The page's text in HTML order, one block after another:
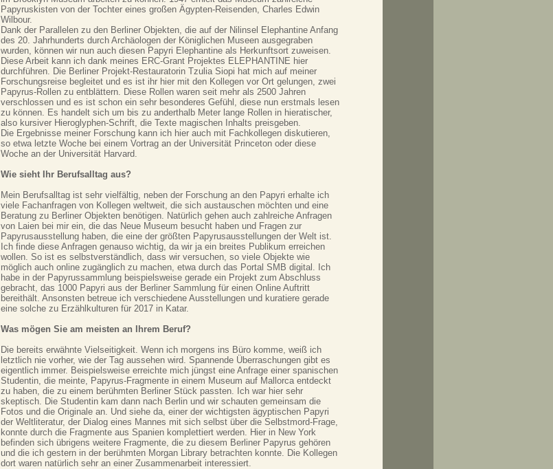
Papyruskisten von der Tochter eines großen Ägypten-Reisenden, Charles Edwin
Wilbour.
Dank der Parallelen zu den Berliner Objekten, die auf der Nilinsel Elephantine Anfang
des 20. Jahrhunderts durch Archäologen der Königlichen Museen ausgegraben
wurden, können wir nun auch diesen Papyri Elephantine als Herkunftsort zuweisen.
Diese Arbeit kann ich dank meines ERC-Grant Projektes ELEPHANTINE hier
durchführen. Die Berliner Projekt-Restauratorin Tzulia Siopi hat mich auf meiner
Forschungsreise begleitet und es ist ihr hier mit den Kollegen vor Ort gelungen, zwei
Papyrus-Rollen zu entblättern. Diese Rollen waren seit mehr als 2500 Jahren
verschlossen und es ist schon ein sehr besonderes Gefühl, diese nun erstmals lesen
zu können. Es handelt sich um bis zu anderthalb Meter lange Rollen in hieratischer,
also kursiver Hieroglyphen-Schrift, die Texte magischen Inhalts preisgeben.
Die Ergebnisse meiner Forschung kann ich hier auch mit Fachkollegen diskutieren,
so etwa letzte Woche bei einem Vortrag an der Universität Princeton oder diese
Woche an der Universität Harvard.
Wie sieht Ihr Berufsalltag aus?
Mein Berufsalltag ist sehr vielfältig, neben der Forschung an den Papyri erhalte ich
viele Fachanfragen von Kollegen weltweit, die sich austauschen möchten und eine
Beratung zu Berliner Objekten benötigen. Natürlich gehen auch zahlreiche Anfragen
von Laien bei mir ein, die das Neue Museum besucht haben und Fragen zur
Papyrusausstellung haben, die eine der größten Papyrusausstellungen der Welt ist.
Ich finde diese Anfragen genauso wichtig, da wir ja ein breites Publikum erreichen
wollen. So ist es selbstverständlich, dass wir versuchen, so viele Objekte wie
möglich auch online zugänglich zu machen, etwa durch das Portal SMB digital. Ich
habe in der Papyrussammlung beispielsweise gerade ein Projekt zum Abschluss
gebracht, das 1000 Papyri aus der Berliner Sammlung für einen Online Auftritt
bereithält. Ansonsten betreue ich verschiedene Ausstellungen und kuratiere gerade
eine solche zu Erzählkulturen für 2017 in Katar.
Was mögen Sie am meisten an Ihrem Beruf?
Die bereits erwähnte Vielseitigkeit. Wenn ich morgens ins Büro komme, weiß ich
letztlich nie vorher, wie der Tag aussehen wird. Spannende Überraschungen gibt es
eigentlich immer. Beispielsweise erreichte mich jüngst eine Anfrage einer spanischen
Studentin, die meinte, Papyrus-Fragmente in einem Museum auf Mallorca entdeckt
zu haben, die zu einem berühmten Berliner Stück passten. Ich war hier sehr
skeptisch. Die Studentin kam dann nach Berlin und wir schauten gemeinsam die
Fotos und die Originale an. Und siehe da, einer der wichtigsten ägyptischen Papyri
der Weltliteratur, der Dialog eines Mannes mit sich selbst über die Selbstmord-Frage,
konnte durch die Fragmente aus Spanien komplettiert werden. Hier in New York
befinden sich übrigens weitere Fragmente, die zu diesem Berliner Papyrus gehören
und die ich gestern in der berühmten Morgan Library betrachten konnte. Die Kollegen
dort waren natürlich sehr an einer Zusammenarbeit interessiert.